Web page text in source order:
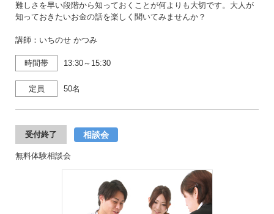
難しさを早い段階から知っておくことが何よりも大切です。大人が
知っておきたいお金の話を楽しく聞いてみませんか？
講師：いちのせ かつみ
時間帯 13:30～15:30
定員 50名
受付終了 相談会
無料体験相談会